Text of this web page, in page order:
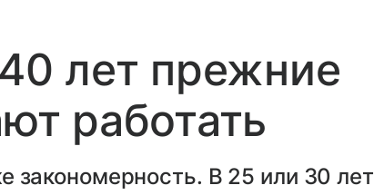
лет прежние
работать
закономерность. В 25 или 30 лет